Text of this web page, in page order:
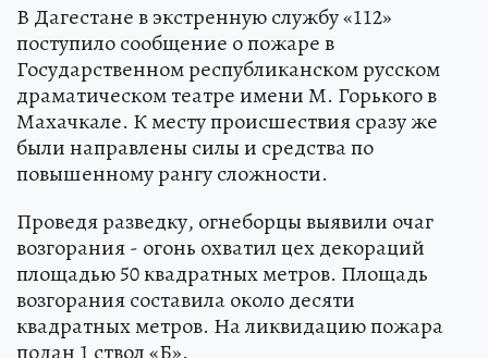
В Дагестане в экстренную службу «112»
поступило сообщение о пожаре в
Государственном республиканском русском
драматическом театре имени М. Горького в
Махачкале. К месту происшествия сразу же
были направлены силы и средства по
повышенному рангу сложности.
Проведя разведку, огнеборцы выявили очаг
возгорания - огонь охватил цех декораций
площадью 50 квадратных метров. Площадь
возгорания составила около десяти
квадратных метров. На ликвидацию пожара
подан 1 ствол «Б».